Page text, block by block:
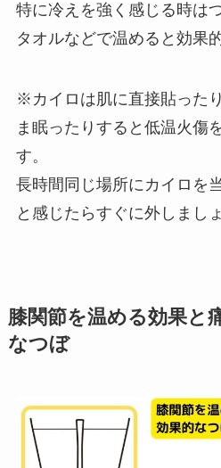
特に冷えを強く感じる時は
タオルなどで温めると効果
※カイロは肌に直接貼った
ま眠ったりすると低温火傷
す。
長時間同じ場所にカイロを
と感じたらすぐに外しましょ
膝関節を温める効果と
なつぼ